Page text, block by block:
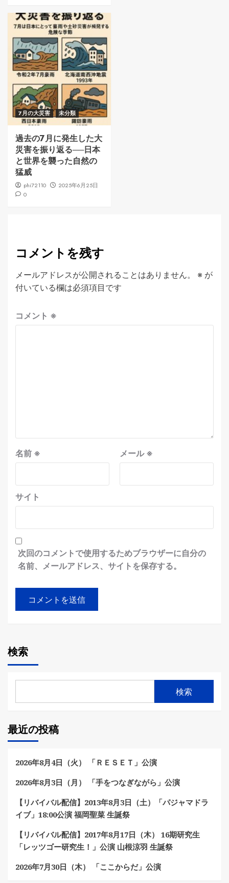
7月の大災害 未分類
過去の7月に発生した大
災害を振り返る──日本
と世界を襲った自然の
猛威
phi72110
2025年6月25日
0
コメントを残す
メールアドレスが公開されることはありません。 ※ が
付いている欄は必須項目です
コメント ※
名前 ※ メール※
サイト
次回のコメントで使用するためブラウザーに自分の
名前、メールアドレス、サイトを保存する。
検索
検索
最近の投稿
2026年8月4日（火） 「ＲＥＳＥＴ」公演
2026年8月3日（月） 「手をつなぎながら」公演
【リバイバル配信】2013年8月3日（土）「パジャマドラ
イブ」18:00公演 福岡聖菜 生誕祭
【リバイバル配信】2017年8月17日（木） 16期研究生
「レッツゴー研究生！」公演 山根涼羽 生誕祭
2026年7月30日（木） 「ここからだ」公演